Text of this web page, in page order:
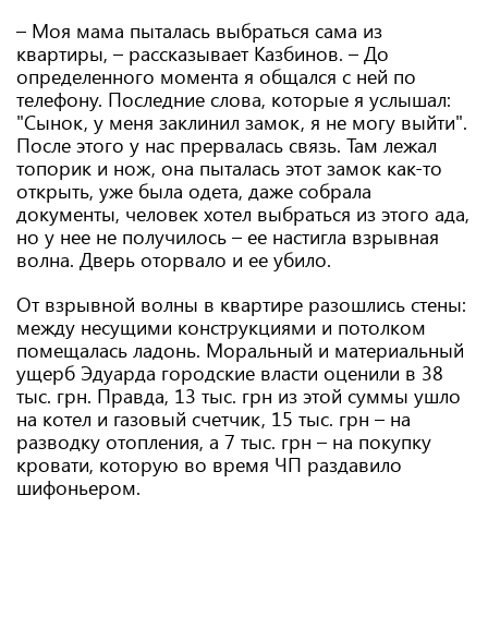
– Моя мама пыталась выбраться сама из
квартиры, – рассказывает Казбинов. – До
определенного момента я общался с ней по
телефону. Последние слова, которые я услышал:
"Сынок, у меня заклинил замок, я не могу выйти".
После этого у нас прервалась связь. Там лежал
топорик и нож, она пыталась этот замок как-то
открыть, уже была одета, даже собрала
документы, человек хотел выбраться из этого ада,
но у нее не получилось – ее настигла взрывная
волна. Дверь оторвало и ее убило.
От взрывной волны в квартире разошлись стены:
между несущими конструкциями и потолком
помещалась ладонь. Моральный и материальный
ущерб Эдуарда городские власти оценили в 38
тыс. грн. Правда, 13 тыс. грн из этой суммы ушло
на котел и газовый счетчик, 15 тыс. грн – на
разводку отопления, а 7 тыс. грн – на покупку
кровати, которую во время ЧП раздавило
шифоньером.